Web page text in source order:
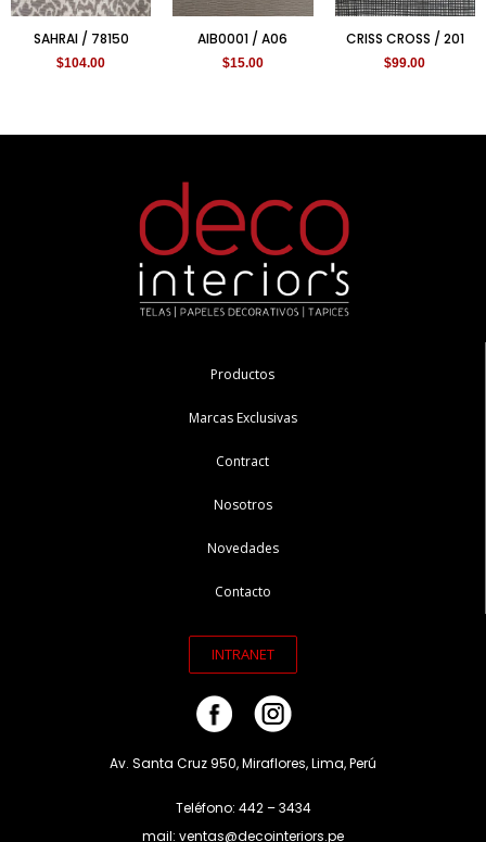
SAHRAI / 78150
$104.00
AIB0001 / A06
$15.00
CRISS CROSS / 201
$99.00
Productos
Marcas Exclusivas
Contract
Nosotros
Novedades
Contacto
INTRANET
Av. Santa Cruz 950, Miraflores, Lima, Perú
Teléfono: 442 – 3434
mail: ventas@decointeriors.pe